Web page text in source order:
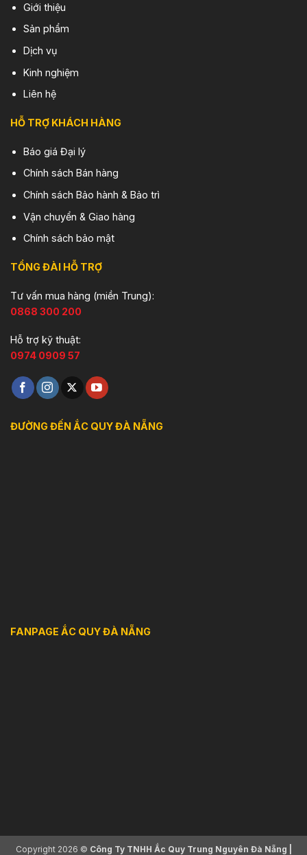
Giới thiệu
Sản phẩm
Dịch vụ
Kinh nghiệm
Liên hệ
HỖ TRỢ KHÁCH HÀNG
Báo giá Đại lý
Chính sách Bán hàng
Chính sách Bảo hành & Bảo trì
Vận chuyển & Giao hàng
Chính sách bảo mật
TỔNG ĐÀI HỖ TRỢ
Tư vấn mua hàng (miền Trung):
0868 300 200
Hỗ trợ kỹ thuật:
0974 0909 57
ĐƯỜNG ĐẾN ẮC QUY ĐÀ NẴNG
FANPAGE ẮC QUY ĐÀ NẴNG
Copyright 2026 © Công Ty TNHH Ắc Quy Trung Nguyên Đà Nẵng |